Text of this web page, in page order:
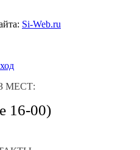
Si-Web.ru
МЕСТ:
16-00)